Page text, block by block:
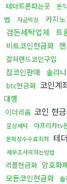
테더트론파는곳 돈
법
자금믹싱 카지
검돈세탁업체 트
비트코인현금화
컬쳐랜드코인구입
잡코인판매 솔라
btc현금화 코인계
대행
이더리움 코인 현
문상세탁 아프리카tv
돈믹싱수수료최저 테
세무조사피하는방법
리플현금화 암호화
모든코인현금화 솔